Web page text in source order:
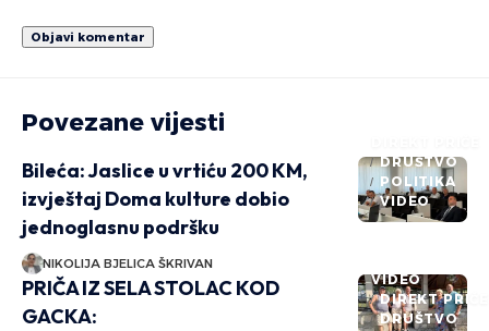
Povezane vijesti
DRUŠTVO
POLITIKA
VIDEO
Bileća: Jaslice u vrtiću 200 KM,
izvještaj Doma kulture dobio
jednoglasnu podršku
NIKOLIJA BJELICA ŠKRIVAN
VIDEO
DIREKT PRIČE
DRUŠTVO
PRIČA IZ SELA STOLAC KOD
GACKA: